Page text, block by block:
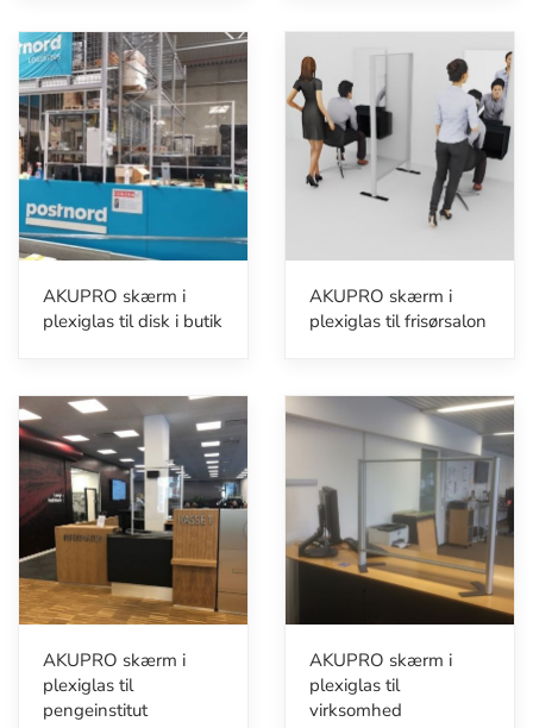
AKUPRO skærm i
plexiglas til disk i butik
AKUPRO skærm i
plexiglas til frisørsalon
AKUPRO skærm i
plexiglas til
pengeinstitut
AKUPRO skærm i
plexiglas til
virksomhed